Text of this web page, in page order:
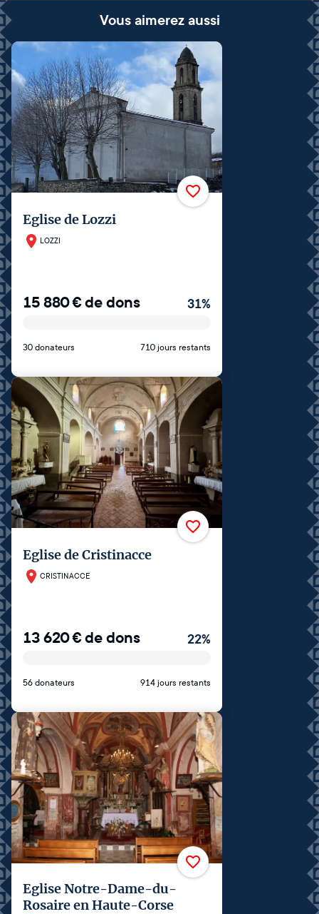
Vous aimerez aussi
Eglise de Lozzi
LOZZI
15 880€de dons 31%
30 donateurs 710 jours restants
Eglise de Cristinacce
CRISTINACCE
13 620€de dons 22%
56 donateurs 914 jours restants
Eglise Notre-Dame-du-
Rosaire en Haute-Corse